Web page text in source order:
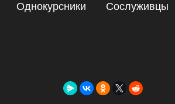
Однокурсники Сослуживцы